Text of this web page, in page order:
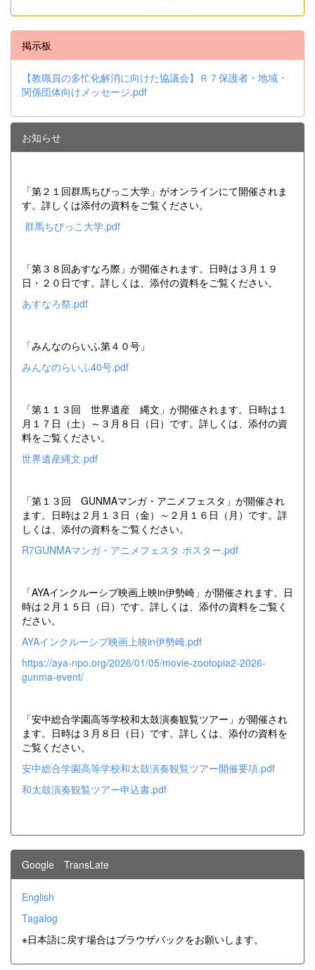
掲示板
【教職員の多忙化解消に向けた協議会】Ｒ７保護者・地域・
関係団体向けメッセージ.pdf
お知らせ
「第２１回群馬ちびっこ大学」がオンラインにて開催されま
す。詳しくは添付の資料をご覧ください。
群馬ちびっこ大学.pdf
「第３８回あすなろ際」が開催されます。日時は３月１９
日・２０日です。詳しくは、添付の資料をご覧ください。
あすなろ祭.pdf
「みんなのらいふ第４０号」
みんなのらいふ40号.pdf
「第１１３回 世界遺産 縄文」が開催されます。日時は１
月１７日（土）～３月８日（日）です。詳しくは、添付の資
料をご覧ください。
世界遺産縄文.pdf
「第１３回 GUNMAマンガ・アニメフェスタ」が開催され
ます。日時は２月１３日（金）～２月１６日（月）です。詳
しくは、添付の資料をご覧ください。
R7GUNMAマンガ・アニメフェスタ ポスター.pdf
「AYAインクルーシブ映画上映in伊勢崎」が開催されます。日
時は２月１５日（日）です。詳しくは、添付の資料をご覧く
ださい。
AYAインクルーシブ映画上映in伊勢崎.pdf
https://aya-npo.org/2026/01/05/movie-zootopia2-2026-
gunma-event/
「安中総合学園高等学校和太鼓演奏観覧ツアー」が開催され
ます。日時は３月８日（日）です。詳しくは、添付の資料を
ご覧ください。
安中総合学園高等学校和太鼓演奏観覧ツアー開催要項.pdf
和太鼓演奏観覧ツアー申込書.pdf
Google TransLate
English
Tagalog
※日本語に戻す場合はブラウザバックをお願いします。